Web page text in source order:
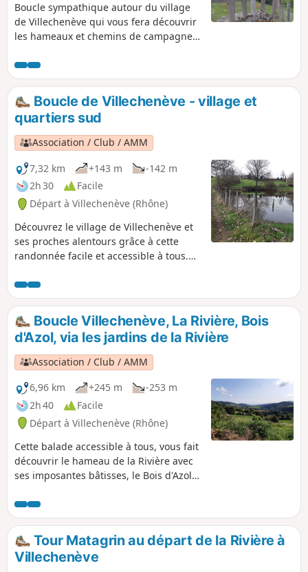
Boucle sympathique autour du village
de Villechenève qui vous fera découvrir
les hameaux et chemins de campagne.
site privé de Montlit, ainsi que devant
plusieurs croix du village pour finir par
l'église et la mairie.
Boucle de Villechenève - village et
quartiers sud
Association / Club / AMM
7,32 km
+143 m
-142 m
2h 30
Facile
Départ à Villechenève (Rhône)
Découvrez le village de Villechenève et
ses proches alentours grâce à cette
randonnée facile et accessible à tous.
joliment rénovés, ainsi que quelques-
unes des quatorze croix de la commune.
Admirez également le panorama à 360°
depuis le site de la Madone.
Boucle Villechenève, La Rivière, Bois
d'Azol, via les jardins de la Rivière
Association / Club / AMM
6,96 km
+245 m
-253 m
2h 40
Facile
Départ à Villechenève (Rhône)
Cette balade accessible à tous, vous fait
découvrir le hameau de la Rivière avec
ses imposantes bâtisses, le Bois d'Azol
vue sur le département de la Loire, tout
proche, depuis le secteur de Vilette. Sur
le retour, découvrez les jardins de la
Rivière.Tour Matagrin au départ de la Rivière à
Villechenève